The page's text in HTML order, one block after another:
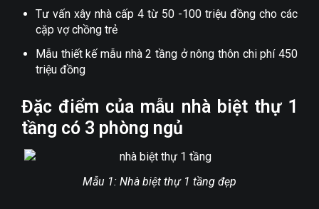
Tư vấn xây nhà cấp 4 từ 50 -100 triệu đồng cho các
cặp vợ chồng trẻ
Mẫu thiết kế mẫu nhà 2 tầng ở nông thôn chi phí 450
triệu đồng
Đặc điểm của mẫu nhà biệt thự 1
tầng có 3 phòng ngủ
Mẫu 1: Nhà biệt thự 1 tầng đẹp